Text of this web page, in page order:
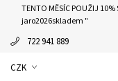
TENTO MĚSÍC POUŽIJ 10%
jaro2026skladem "
722 941 889
CZK